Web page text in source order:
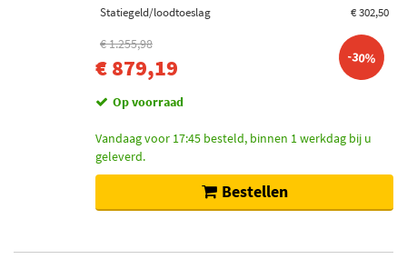
Statiegeld/loodtoeslag
€ 302,50
€ 1.255,98
€ 879,19 -30%
Op voorraad
Vandaag voor 17:45 besteld, binnen 1 werkdag bij u
geleverd.
Bestellen